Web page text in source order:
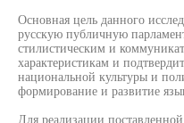
Основная цель данного
русскую публичную
стилистическим и
характеристикам и
национальной культуры и
формирование и развитие
Для реализации